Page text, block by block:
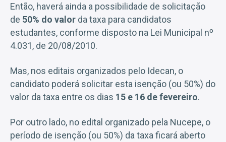
Então, haverá ainda a possibilidade de solicitação
de 50% do valor da taxa para candidatos
estudantes, conforme disposto na Lei Municipal nº
4.031, de 20/08/2010.
Mas, nos editais organizados pelo Idecan, o
candidato poderá solicitar esta isenção (ou 50%) do
valor da taxa entre os dias 15 e 16 de fevereiro.
Por outro lado, no edital organizado pela Nucepe, o
período de isenção (ou 50%) da taxa ficará aberto